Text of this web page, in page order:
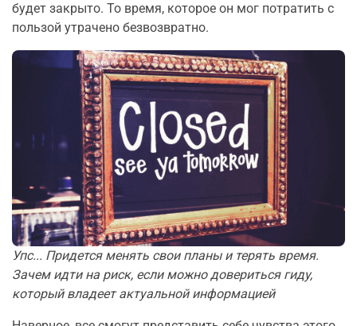
будет закрыто. То время, которое он мог потратить с
пользой утрачено безвозвратно.
Упс... Придется менять свои планы и терять время.
Зачем идти на риск, если можно довериться гиду,
который владеет актуальной информацией